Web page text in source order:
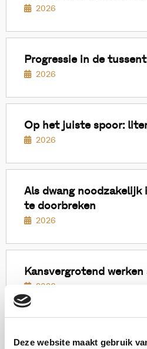
Deze website maakt gebruik
2026
Progressie in de
2026
meer
Op het juiste spoor:
2026
meer
Als dwang noodzakelijk
te doorbreken
2026
meer
Kansvergrotend
2026
meer
Inburgering onder één